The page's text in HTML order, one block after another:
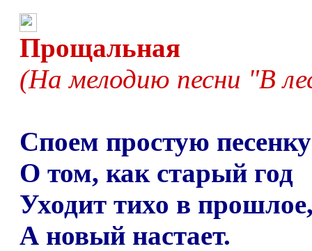
Прощальная
(На мелодию песни "В
Споем простую песенку
О том, как старый год
Уходит тихо в
А новый настает.